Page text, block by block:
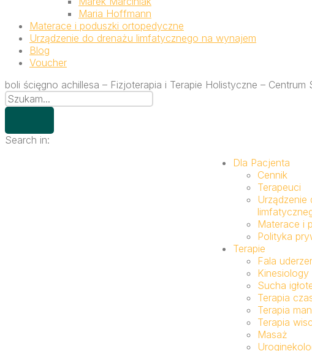
Maria Hoffmann
Materace i poduszki ortopedyczne
Urządzenie do drenażu limfatycznego na wynajem
Blog
Voucher
boli ścięgno achillesa – Fizjoterapia i Terapie Holistyczne – Centrum
Search in:
Dla Pacjenta
Cennik
Terapeuci
Urządzenie
Materace i
Polityka
Terapie
Fala
Kinesiology
Sucha
Terapia
Terapia
Terapia
Masaż